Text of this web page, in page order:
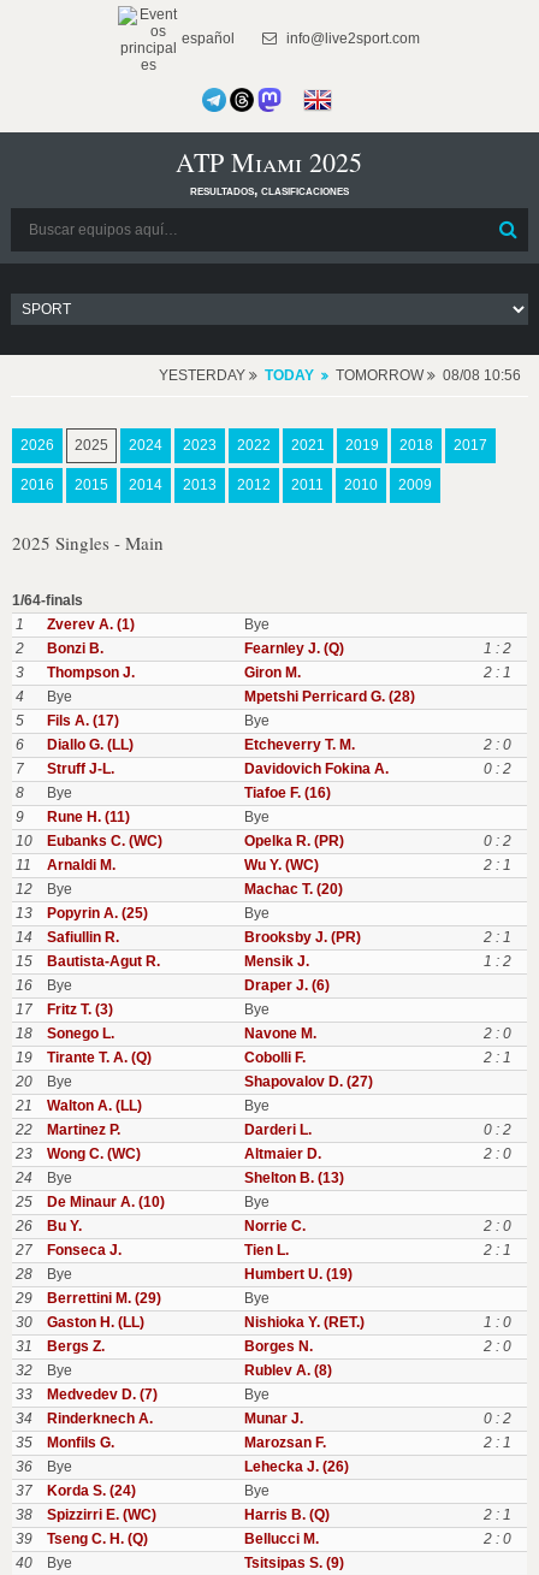
español info@live2sport.com
ATP Miami 2025
resultados, clasificaciones
YESTERDAY TODAY TOMORROW 08/08 10:56
2026 2025 2024 2023 2022 2021 2019 2018 2017
2016 2015 2014 2013 2012 2011 2010 2009
2025 Singles - Main
1/64-finals
1
Zverev A. (1)
Bye
2
Bonzi B. Fearnley J. (Q)
1 : 2
3
Thompson J. Giron M.
2 : 1
4
Bye
Mpetshi Perricard G. (28)
5
Fils A. (17)
Bye
6
Diallo G. (LL) Etcheverry T. M.
2 : 0
7
Struff J-L. Davidovich Fokina A.
0 : 2
8
Bye
Tiafoe F. (16)
9
Rune H. (11)
Bye
10
Eubanks C. (WC) Opelka R. (PR)
0 : 2
11
Arnaldi M. Wu Y. (WC)
2 : 1
12
Bye
Machac T. (20)
13
Popyrin A. (25)
Bye
14
Safiullin R. Brooksby J. (PR)
2 : 1
15
Bautista-Agut R. Mensik J.
1 : 2
16
Bye
Draper J. (6)
17
Fritz T. (3)
Bye
18
Sonego L. Navone M.
2 : 0
19
Tirante T. A. (Q) Cobolli F.
2 : 1
20
Bye
Shapovalov D. (27)
21
Walton A. (LL)
Bye
22
Martinez P. Darderi L.
0 : 2
23
Wong C. (WC) Altmaier D.
2 : 0
24
Bye
Shelton B. (13)
25
De Minaur A. (10)
Bye
26
Bu Y. Norrie C.
2 : 0
27
Fonseca J. Tien L.
2 : 1
28
Bye
Humbert U. (19)
29
Berrettini M. (29)
Bye
30
Gaston H. (LL) Nishioka Y. (RET.)
1 : 0
31
Bergs Z. Borges N.
2 : 0
32
Bye
Rublev A. (8)
33
Medvedev D. (7)
Bye
34
Rinderknech A. Munar J.
0 : 2
35
Monfils G. Marozsan F.
2 : 1
36
Bye
Lehecka J. (26)
37
Korda S. (24)
Bye
38
Spizzirri E. (WC) Harris B. (Q)
2 : 1
39
Tseng C. H. (Q) Bellucci M.
2 : 0
40
Bye
Tsitsipas S. (9)